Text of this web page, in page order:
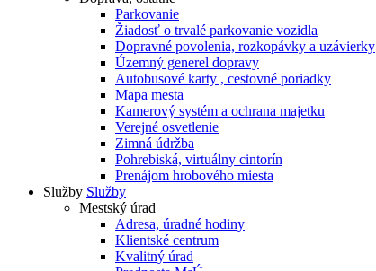
Parkovanie
Žiadosť o trvalé parkovanie vozidla
Dopravné povolenia, rozkopávky a uzávierky
Územný generel dopravy
Autobusové karty , cestovné poriadky
Mapa mesta
Kamerový systém a ochrana majetku
Verejné osvetlenie
Zimná údržba
Pohrebiská, virtuálny cintorín
Prenájom hrobového miesta
Služby Služby
Mestský úrad
Adresa, úradné hodiny
Klientské centrum
Kvalitný úrad